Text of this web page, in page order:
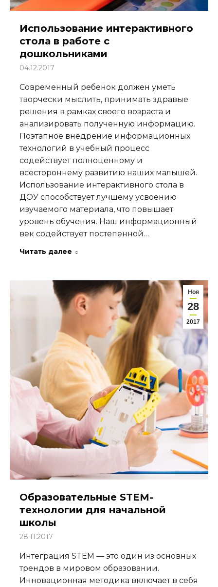
Использование интерактивного
стола в работе с
дошкольниками
04.12.2017
Современный ребенок должен уметь
творчески мыслить, принимать здравые
решения в рамках своего возраста и
анализировать полученную информацию.
Поэтапное внедрение информационных
технологий в учебный процесс
содействует полноценному и
всестороннему развитию наших малышей.
Использование интерактивного стола в
ДОУ способствует лучшему усвоению
изучаемого материала, что повышает
уровень обучения. Наш информационный
век содействует постепенной…
Читать далее
Ноя
28
2017
Образовательные STEM-
технологии для начальной
школы
28.11.2017
Интеграция STEM — это один из основных
трендов в мировом образовании.
Инновационная методика включает в себя